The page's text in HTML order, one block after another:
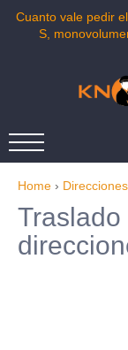
Cuanto vale pedir
S,
Home › Direcciones
Traslado